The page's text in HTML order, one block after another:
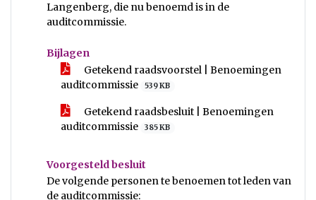
Langenberg, die nu benoemd is in de
auditcommissie.
Bijlagen
Getekend raadsvoorstel | Benoemingen
auditcommissie
539 KB
Getekend raadsbesluit | Benoemingen
auditcommissie
385 KB
Voorgesteld besluit
De volgende personen te benoemen tot leden van
de auditcommissie: